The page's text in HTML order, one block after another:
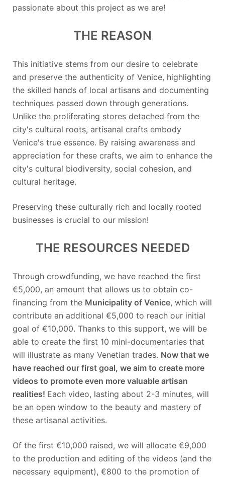
passionate about this project as we are!
THE REASON
This initiative stems from our desire to celebrate
and preserve the authenticity of Venice, highlighting
the skilled hands of local artisans and documenting
techniques passed down through generations.
Unlike the proliferating stores detached from the
city's cultural roots, artisanal crafts embody
Venice's true essence. By raising awareness and
appreciation for these crafts, we aim to enhance the
city's cultural biodiversity, social cohesion, and
cultural heritage.
Preserving these culturally rich and locally rooted
businesses is crucial to our mission!
THE RESOURCES NEEDED
Through crowdfunding, we have reached the first
€5,000, an amount that allows us to obtain co-
financing from the Municipality of Venice, which will
contribute an additional €5,000 to reach our initial
goal of €10,000. Thanks to this support, we will be
able to create the first 10 mini-documentaries that
will illustrate as many Venetian trades. Now that we
have reached our first goal, we aim to create more
videos to promote even more valuable artisan
realities! Each video, lasting about 2-3 minutes, will
be an open window to the beauty and mastery of
these artisanal activities.
Of the first €10,000 raised, we will allocate €9,000
to the production and editing of the videos (and the
necessary equipment), €800 to the promotion of